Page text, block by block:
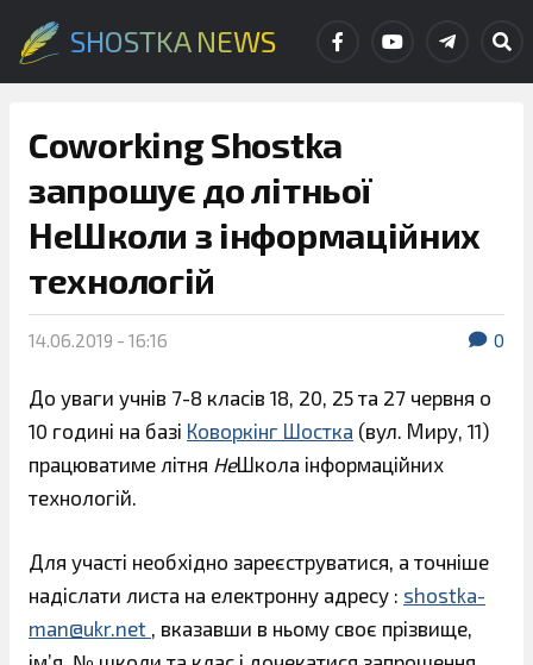
SHOSTKA NEWS
Coworking Shostka
запрошує до літньої
НеШколи з інформаційних
технологій
14.06.2019 - 16:16 0
До уваги учнів 7-8 класів 18, 20, 25 та 27 червня о
10 годині на базі Коворкінг Шостка (вул. Миру, 11)
працюватиме літня НеШкола інформаційних
технологій.
Для участі необхідно зареєструватися, а точніше
надіслати листа на електронну адресу : shostka-
man@ukr.net
, вказавши в ньому своє прізвище,